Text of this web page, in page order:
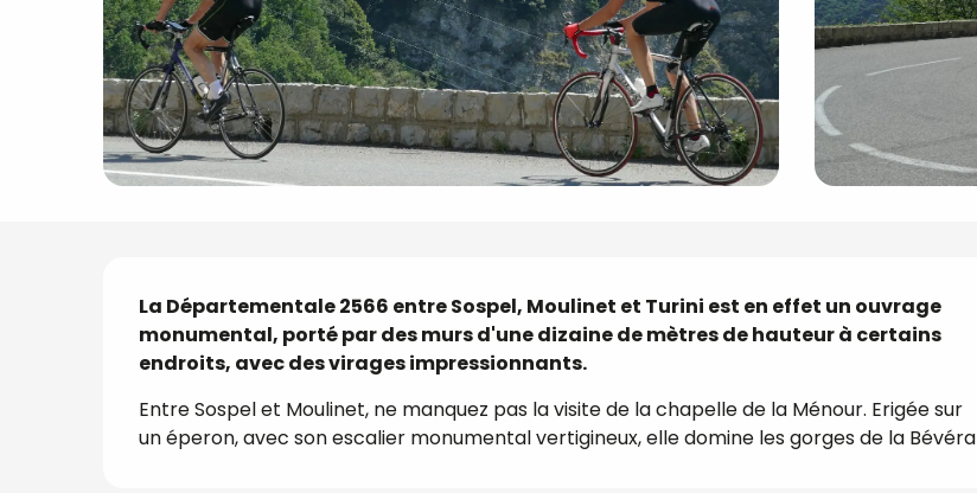
Description
La Départementale 2566 entre Sospel, Moulinet et Turini est en effet un ouvrage
monumental, porté par des murs d'une dizaine de mètres de hauteur à certains
endroits, avec des virages impressionnants.
Entre Sospel et Moulinet, ne manquez pas la visite de la chapelle de la Ménour. Erigée sur
un éperon, avec son escalier monumental vertigineux, elle domine les gorges de la Bévéra